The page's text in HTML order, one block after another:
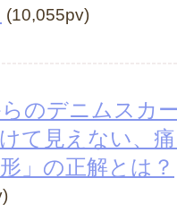
(10,055pv)
のデニムスカ
て見えない、
形」の正解とは？